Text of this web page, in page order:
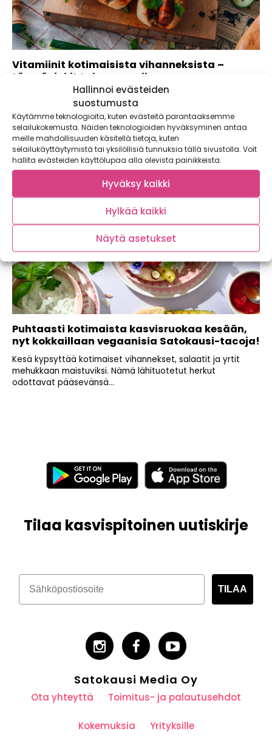
Hallinnoi evästeiden
suostumusta
Käytämme teknologioita, kuten evästeitä parantaaksemme
selailukokemusta. Näiden teknologioiden hyväksyminen antaa
meille mahdollisuuden käsitellä tietoja, kuten
selailukäyttäytymistä tai yksilöllisiä tunnuksia tällä sivustolla. Voit
hallita evästeiden käyttölupaa alla olevista painikkeista.
Hyväksy kaikki
Hylkää kaikki
Näytä asetukset
Vitamiinit kotimaisista vihanneksista –
täsmävinkit talven varalle
Oletko koskaan ajatellut, että myös kotimaiset
kasvihuonevihannekset ovat melkoisia vitamiinipommeja?
Tämä talvi on haastavaa...
Puhtaasti kotimaista kasvisruokaa kesään,
nyt kokkaillaan vegaanisia Satokausi-tacoja!
Kesä kypsyttää kotimaiset vihannekset, salaatit ja yrtit
mehukkaan maistuviksi. Nämä lähituotetut herkut
odottavat pääsevänsä...
Tilaa kasvispitoinen uutiskirje
TILAA
Satokausi Media Oy
Ota yhteyttä Toimitus- ja palautusehdot
Kokemuksia Yrityksille